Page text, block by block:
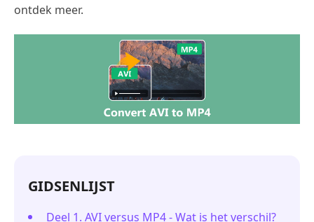
ontdek meer.
GIDSENLIJST
Deel 1. AVI versus MP4 - Wat is het verschil?